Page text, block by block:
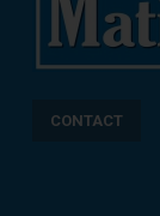
CONTACT